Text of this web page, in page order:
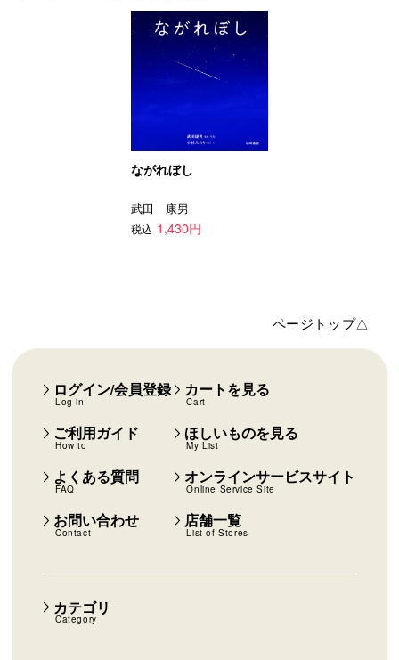
ながれぼし
武田 康男
税込 1,430円
ページトップ△
カテゴリ
Category
ログイン/会員登録
Log-in
カートを見る
Cart
ご利用ガイド
How to
ほしいものを見る
My List
よくある質問
FAQ
オンラインサービスサイト
Online Service Site
お問い合わせ
Contact
店舗一覧
List of Stores